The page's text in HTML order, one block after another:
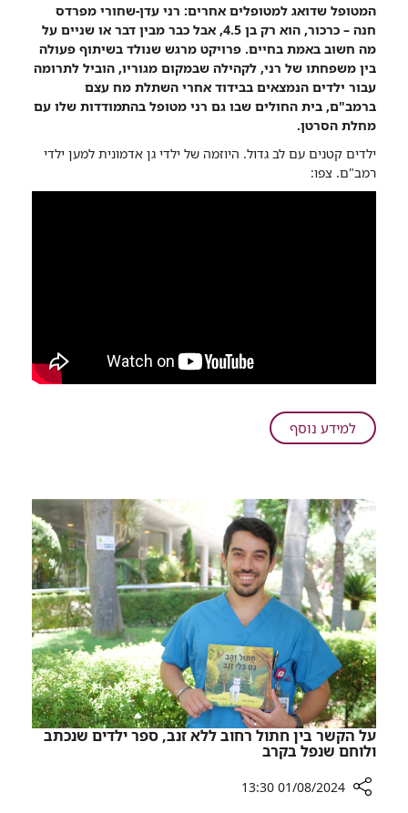
שיתוף
מכל
הלב:
בן
4.5
גייס
את
ילדי
הגן
למען
המטופל שדואג למטופלים אחרים: רני עדן-שחורי מפרדס
חנה – כרכור, הוא רק בן 4.5, אבל כבר מבין דבר או שניים על
מה חשוב באמת בחיים. פרויקט מרגש שנולד בשיתוף פעולה
בין משפחתו של רני, לקהילה שבמקום מגוריו, הוביל לתרומה
עבור ילדים הנמצאים בבידוד אחרי השתלת מח עצם
ברמב"ם, בית החולים שבו גם רני מטופל בהתמודדות שלו עם
מחלת הסרטן.
ילדים קטנים עם לב גדול. היוזמה של ילדי גן אדמונית למען ילדי
רמב"ם. צפו:
למידע נוסףעל
מכל
4.5
גייס
את
ילדי
הגן
למען
המחלקה
שבה
טופל
ברמב"ם
על הקשר בין חתול רחוב ללא זנב, ספר ילדים שנכתב
ולוחם שנפל בקרב
01/08/2024 13:30